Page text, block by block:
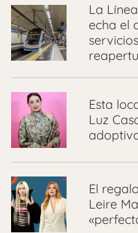
La
echa el
Esta
Luz
El
Leire